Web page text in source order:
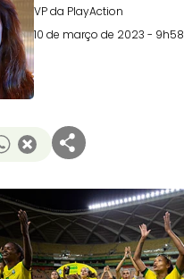
VP da PlayAction
10 de março de 2023 - 9h58